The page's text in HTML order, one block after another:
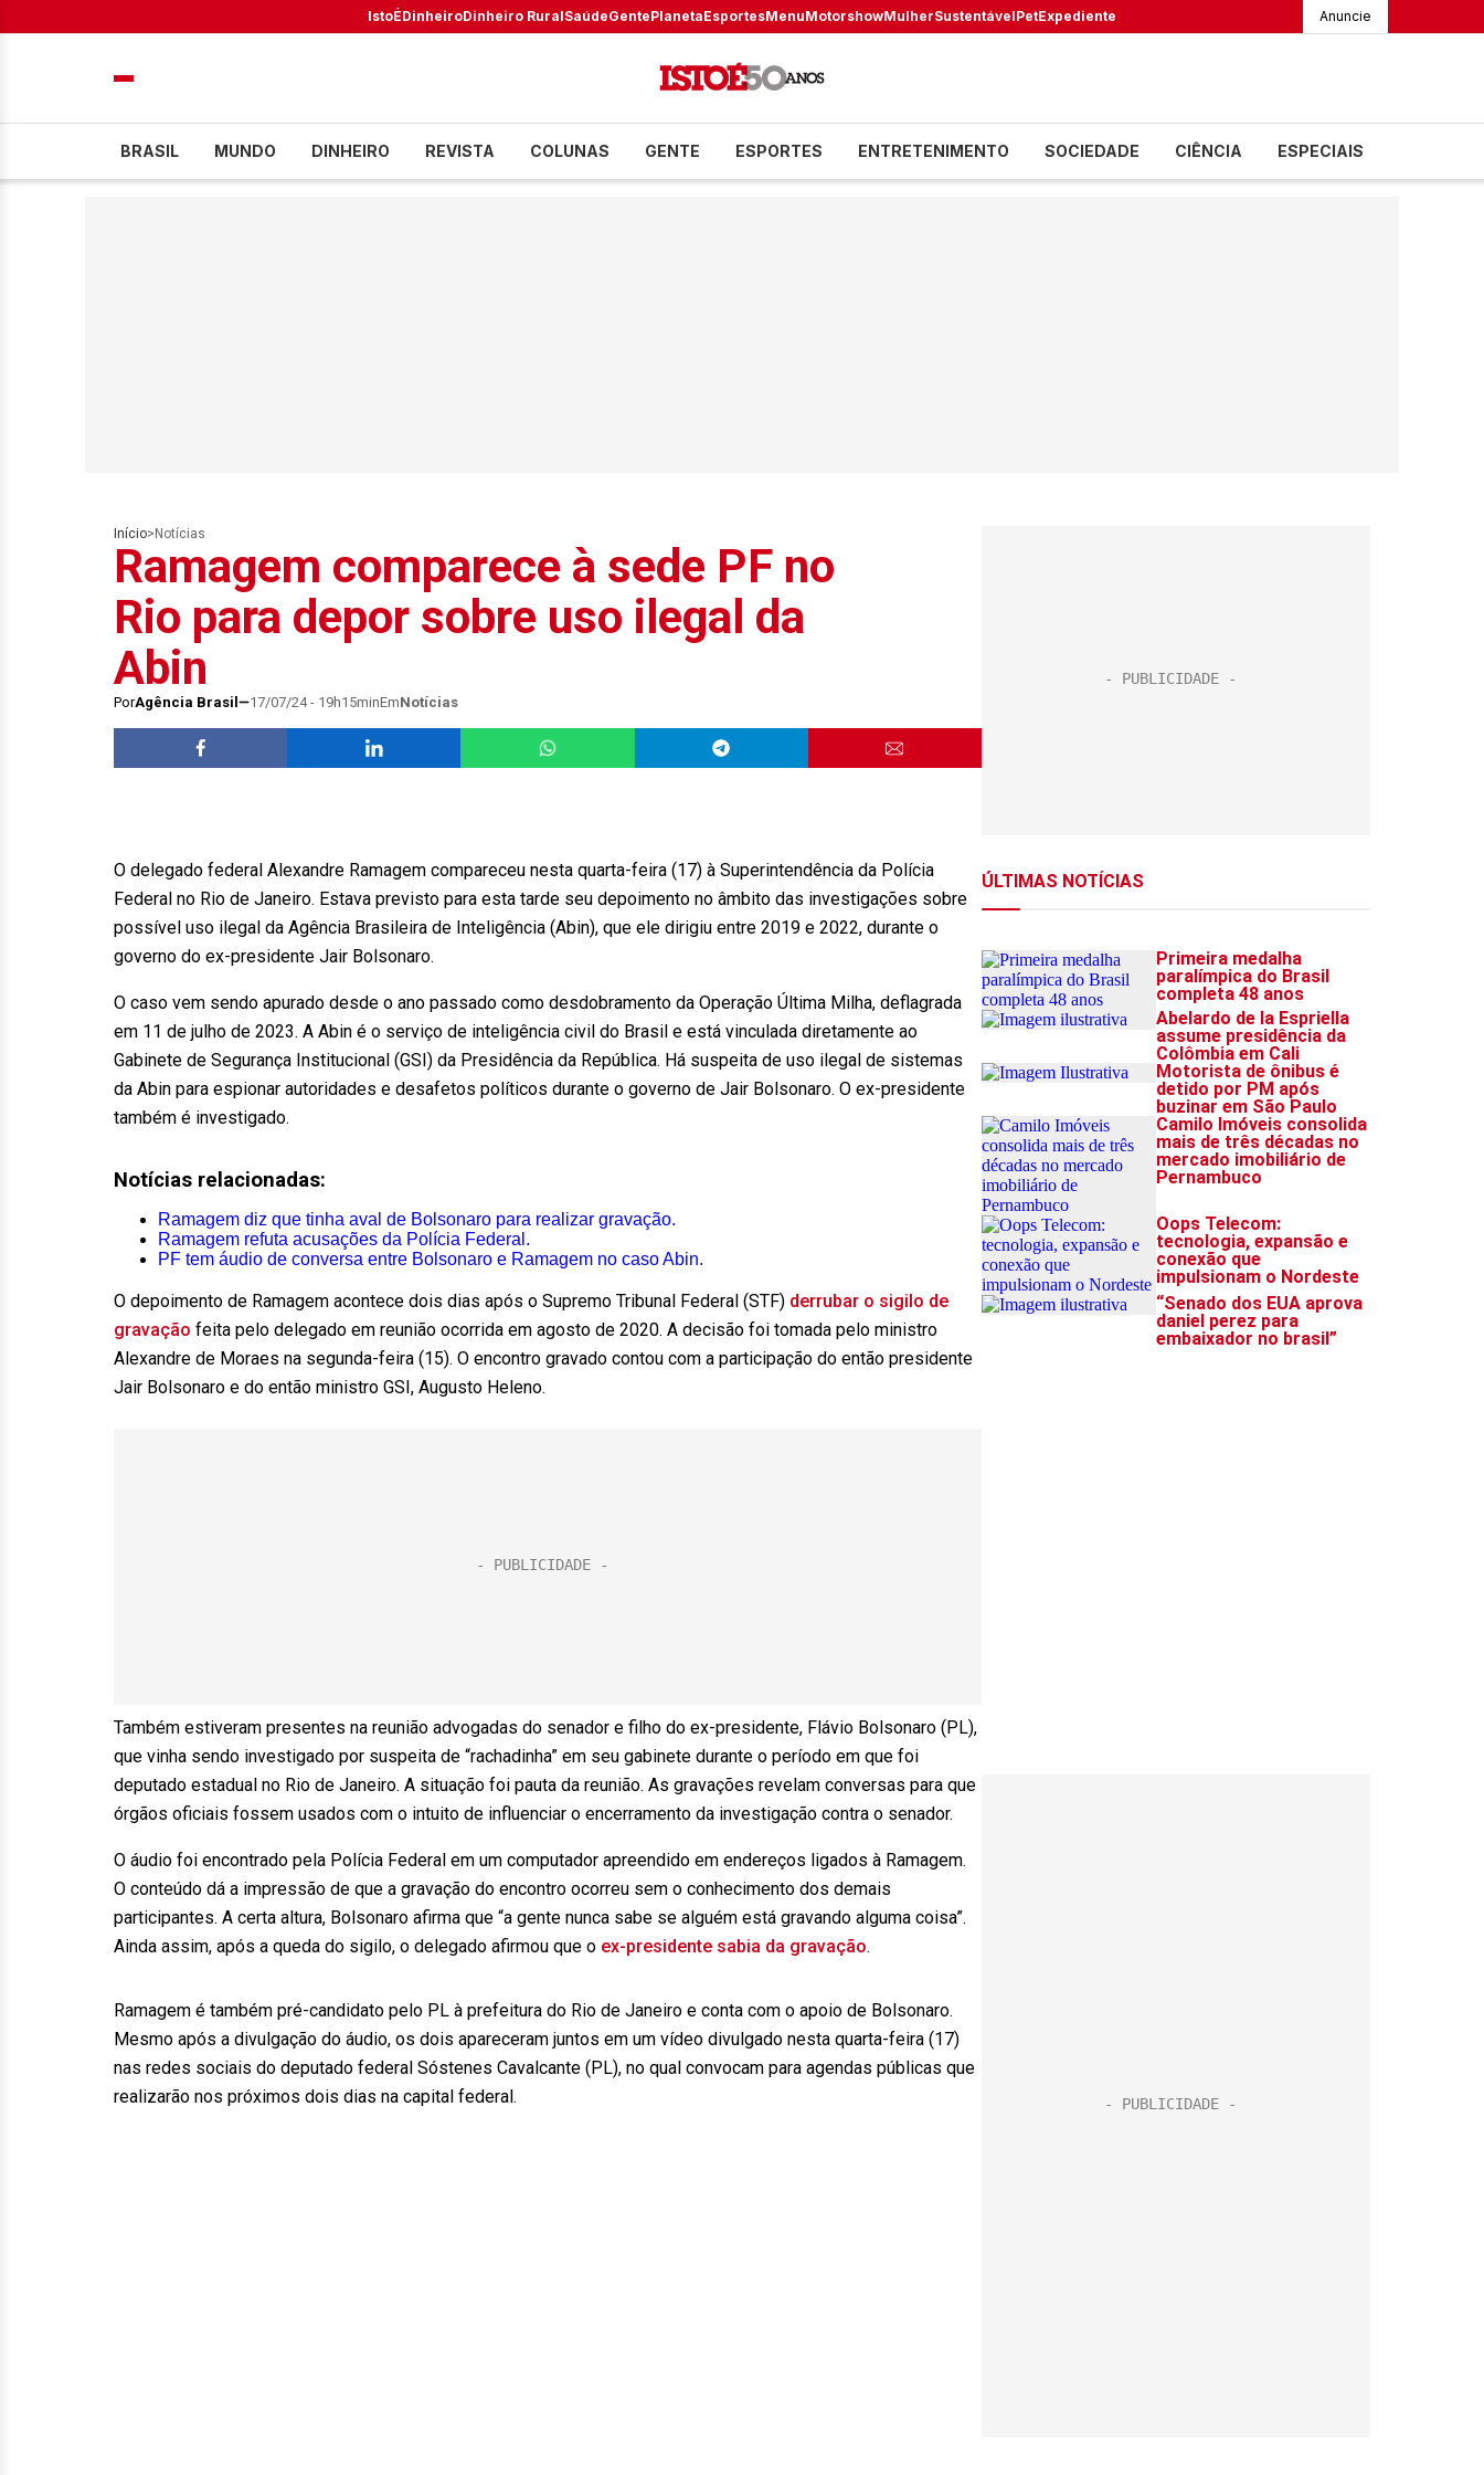
IstoÉDinheiroDinheiro RuralSaúdeGentePlanetaEsportesMenuMotorshowMulherSustentávelPetExpediente Anuncie
BRASIL MUNDO DINHEIRO REVISTA COLUNAS GENTE ESPORTES ENTRETENIMENTO SOCIEDADE CIÊNCIA ESPECIAIS
Início> Notícias
Ramagem comparece à sede PF no
Rio para depor sobre uso ilegal da
Abin
PorAgência Brasil 17/07/24 - 19h15minEmNotícias
O delegado federal Alexandre Ramagem compareceu nesta quarta-feira (17) à Superintendência da Polícia
Federal no Rio de Janeiro. Estava previsto para esta tarde seu depoimento no âmbito das investigações sobre
possível uso ilegal da Agência Brasileira de Inteligência (Abin), que ele dirigiu entre 2019 e 2022, durante o
governo do ex-presidente Jair Bolsonaro.
O caso vem sendo apurado desde o ano passado como desdobramento da Operação Última Milha, deflagrada
em 11 de julho de 2023. A Abin é o serviço de inteligência civil do Brasil e está vinculada diretamente ao
Gabinete de Segurança Institucional (GSI) da Presidência da República. Há suspeita de uso ilegal de sistemas
da Abin para espionar autoridades e desafetos políticos durante o governo de Jair Bolsonaro. O ex-presidente
também é investigado.
Notícias relacionadas:
Ramagem diz que tinha aval de Bolsonaro para realizar gravação.
Ramagem refuta acusações da Polícia Federal.
PF tem áudio de conversa entre Bolsonaro e Ramagem no caso Abin.
O depoimento de Ramagem acontece dois dias após o Supremo Tribunal Federal (STF) derrubar o sigilo de
gravação feita pelo delegado em reunião ocorrida em agosto de 2020. A decisão foi tomada pelo ministro
Alexandre de Moraes na segunda-feira (15). O encontro gravado contou com a participação do então presidente
Jair Bolsonaro e do então ministro GSI, Augusto Heleno.
Também estiveram presentes na reunião advogadas do senador e filho do ex-presidente, Flávio Bolsonaro (PL),
que vinha sendo investigado por suspeita de “rachadinha” em seu gabinete durante o período em que foi
deputado estadual no Rio de Janeiro. A situação foi pauta da reunião. As gravações revelam conversas para que
órgãos oficiais fossem usados com o intuito de influenciar o encerramento da investigação contra o senador.
O áudio foi encontrado pela Polícia Federal em um computador apreendido em endereços ligados à Ramagem.
O conteúdo dá a impressão de que a gravação do encontro ocorreu sem o conhecimento dos demais
participantes. A certa altura, Bolsonaro afirma que “a gente nunca sabe se alguém está gravando alguma coisa”.
Ainda assim, após a queda do sigilo, o delegado afirmou que o ex-presidente sabia da gravação.
Ramagem é também pré-candidato pelo PL à prefeitura do Rio de Janeiro e conta com o apoio de Bolsonaro.
Mesmo após a divulgação do áudio, os dois apareceram juntos em um vídeo divulgado nesta quarta-feira (17)
nas redes sociais do deputado federal Sóstenes Cavalcante (PL), no qual convocam para agendas públicas que
realizarão nos próximos dois dias na capital federal.